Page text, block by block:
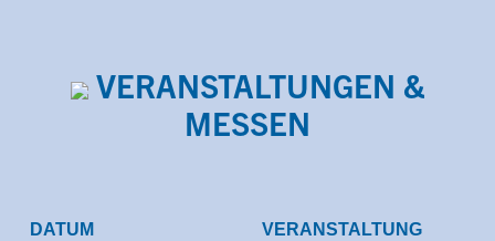
VERANSTALTUNGEN &
MESSEN
DATUM VERANSTALTUNG